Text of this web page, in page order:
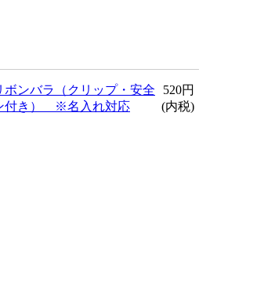
ボンバラ（クリップ・安全
付き） ※名入れ対応
520円
(内税)